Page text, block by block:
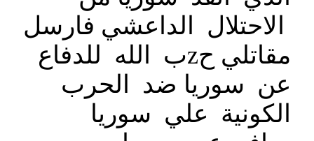
الاحتلال الداعشي فارسل
مقاتلي حzب الله للدفاع
عن سوريا ضد الحرب
الكونية علي سوريا